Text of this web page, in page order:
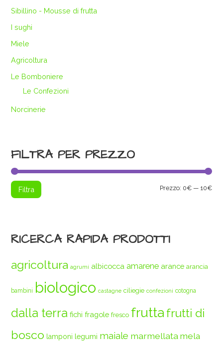
Sibillino - Mousse di frutta
I sughi
Miele
Agricoltura
Le Bomboniere
Le Confezioni
Norcinerie
FILTRA PER PREZZO
Filtra Prezzo: 0€— 10€
RICERCA RAPIDA PRODOTTI
agricoltura agrumi albicocca amarene arance arancia
bambini biologico castagne ciliegie confezioni cotogna
dalla terra fichi fragole fresco frutta frutti di
bosco lamponi legumi maiale marmellata mela